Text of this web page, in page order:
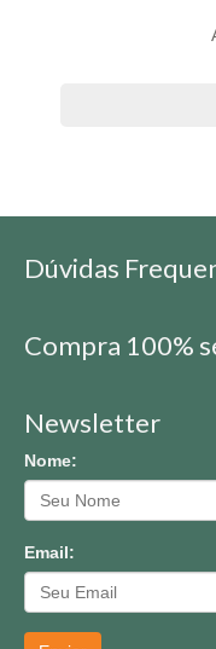
Dúvidas
Compra 100%
Newsletter
Nome:
Email: